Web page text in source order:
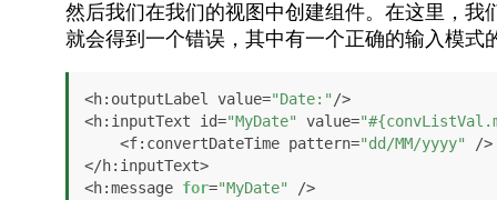
然后我们在我们的视图中创建组件。在这里，
就会得到一个错误，其中有一个正确的输入模式
<h:outputLabel value="Date:" />
<h:inputText id="MyDate" value=
    <f:convertDateTime pattern=
"dd/MM/yyyy"
/>
</h:inputText>
<h:message for="MyDate"
/>